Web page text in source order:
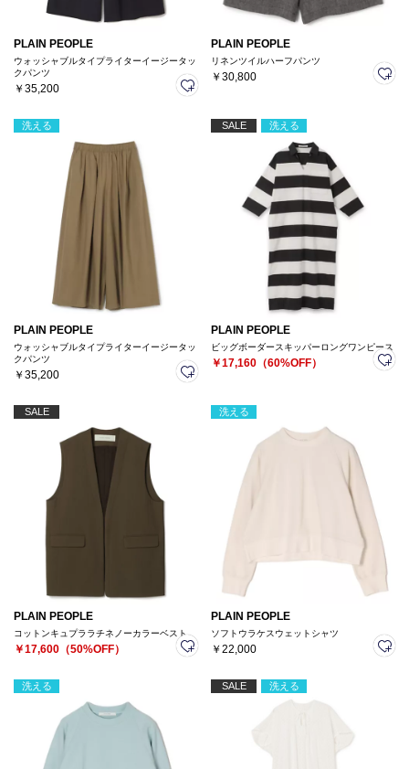
PLAIN PEOPLE
ウォッシャブルタイプライターイージータッ
クパンツ
￥35,200
PLAIN PEOPLE
リネンツイルハーフパンツ
￥30,800
洗える
PLAIN PEOPLE
ウォッシャブルタイプライターイージータッ
クパンツ
￥35,200
SALE 洗える
PLAIN PEOPLE
ビッグボーダースキッパーロングワンピース
￥17,160（60%OFF）
SALE
PLAIN PEOPLE
コットンキュプララチネノーカラーベスト
￥17,600（50%OFF）
洗える
PLAIN PEOPLE
ソフトウラケスウェットシャツ
￥22,000
洗える SALE 洗える